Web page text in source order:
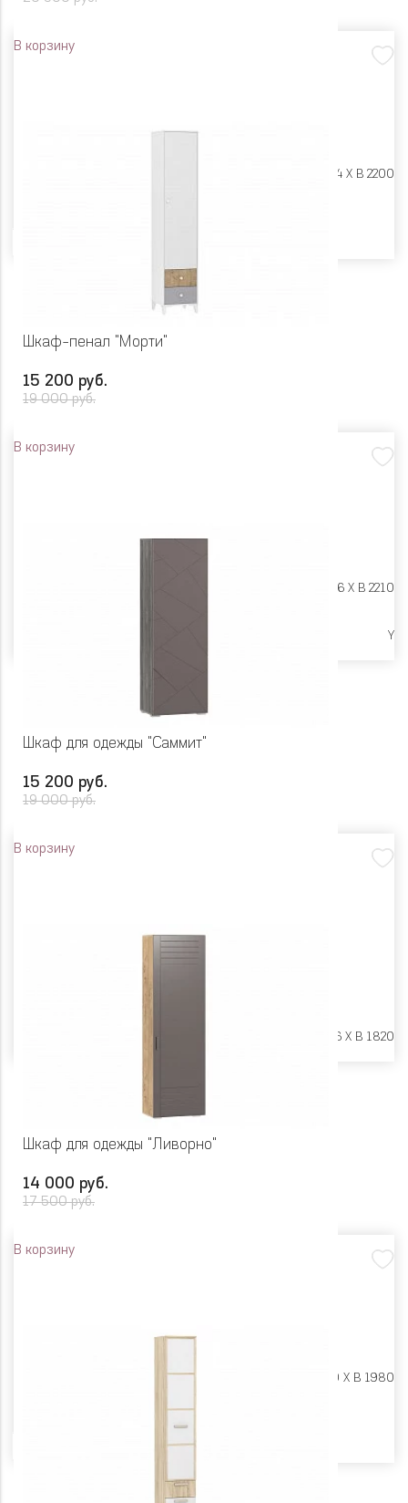
В корзину
Ш 452 X Г 464 X В 2200
Шкаф-пенал "Морти"
15 200 руб.
19 000 руб.
В корзину
Ш 452 X Г 446 X В 2210
Y
Шкаф для одежды "Саммит"
15 200 руб.
19 000 руб.
В корзину
Ш 602 X Г 416 X В 1820
Шкаф для одежды "Ливорно"
14 000 руб.
17 500 руб.
В корзину
Ш 602 X Г 380 X В 1980